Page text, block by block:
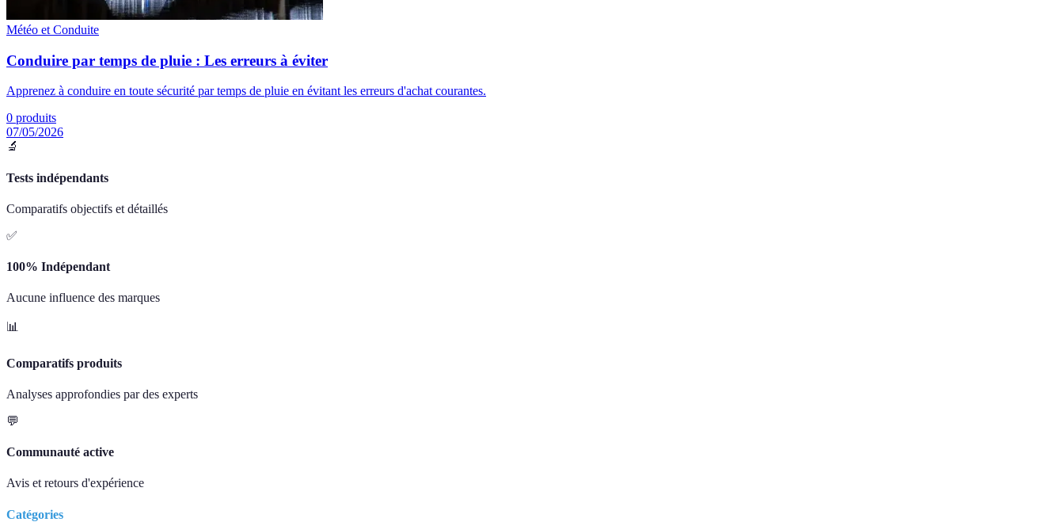
Météo et Conduite
Conduire par temps de pluie : Les erreurs à éviter
Apprenez à conduire en toute sécurité par temps de pluie en évitant les erreurs d'achat courantes.
0 produits
07/05/2026
🔬
Tests indépendants
Comparatifs objectifs et détaillés
✅
100% Indépendant
Aucune influence des marques
📊
Comparatifs produits
Analyses approfondies par des experts
💬
Communauté active
Avis et retours d'expérience
Catégories